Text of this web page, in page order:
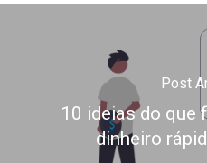
Post
10 ideias do que
dinheiro